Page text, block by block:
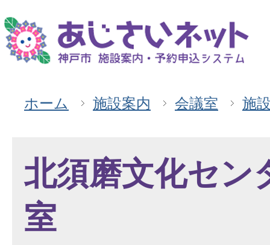
ホーム 施設案内 会議室 施
北須磨文化セン
室